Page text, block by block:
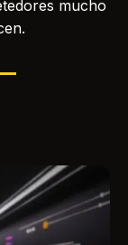
mucho